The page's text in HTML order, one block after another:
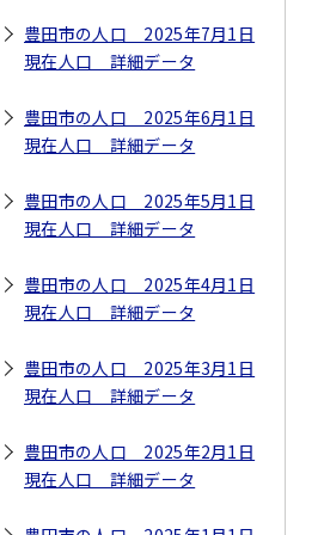
豊田市の人口 2025年7月1日
現在人口 詳細データ
豊田市の人口 2025年6月1日
現在人口 詳細データ
豊田市の人口 2025年5月1日
現在人口 詳細データ
豊田市の人口 2025年4月1日
現在人口 詳細データ
豊田市の人口 2025年3月1日
現在人口 詳細データ
豊田市の人口 2025年2月1日
現在人口 詳細データ